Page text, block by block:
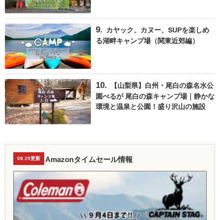
カヤック、カヌー、SUPを楽しめ
る湖畔キャンプ場（関東近郊編）
【山梨県】白州・尾白の森名水公
園べるが 尾白の森キャンプ場｜静かな
環境と温泉と公園！盛り沢山の施設
08.29更新 Amazonタイムセール情報